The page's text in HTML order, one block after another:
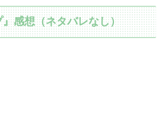
感想（ネタバレなし）